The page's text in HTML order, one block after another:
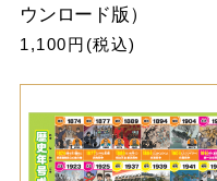
ウンロード版）
1,100円(税込)